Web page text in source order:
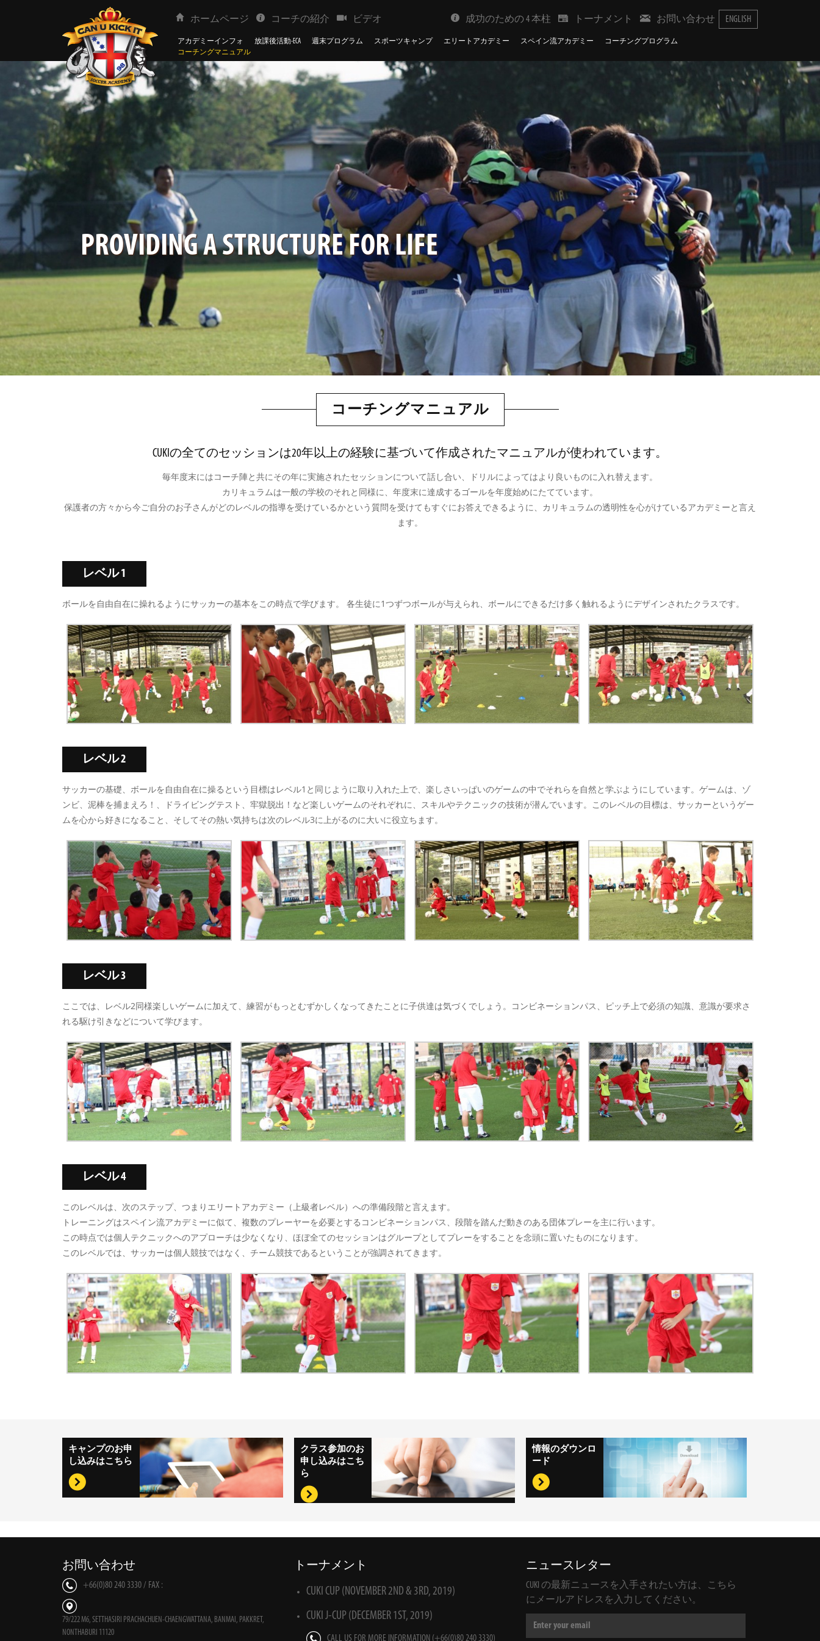
ホームページ コーチの紹介 ビデオ 成功のための 4 本柱 トーナメント お問い合わせ ENGLISH
アカデミーインフォ 放課後活動-ECA 週末プログラム スポーツキャンプ エリートアカデミー スペイン流アカデミー
コーチングプログラム
コーチングマニュアル
PROVIDING A STRUCTURE FOR LIFE
コーチングマニュアル
CUKIの全てのセッションは20年以上の経験に基づいて作成されたマニュアルが使われています。
毎年度末にはコーチ陣と共にその年に実施されたセッションについて話し合い、ドリルによってはより良いものに入れ替えます。
カリキュラムは一般の学校のそれと同様に、年度末に達成するゴールを年度始めにたてています。
保護者の方々から今ご自分のお子さんがどのレベルの指導を受けているかという質問を受けてもすぐにお答えできるように、カリキュラムの透明性を心がけているアカデミーと言え
ます。
レベル 1
ボールを自由自在に操れるようにサッカーの基本をこの時点で学びます。 各生徒に1つずつボールが与えられ、ボールにできるだけ多く触れるようにデザインされたクラスです。
レベル 2
サッカーの基礎、ボールを自由自在に操るという目標はレベル1と同じように取り入れた上で、楽しさいっぱいのゲームの中でそれらを自然と学ぶようにしています。ゲームは、ゾ
ンビ、泥棒を捕まえろ！、ドライビングテスト、牢獄脱出！など楽しいゲームのそれぞれに、スキルやテクニックの技術が潜んでいます。このレベルの目標は、サッカーというゲー
ムを心から好きになること、そしてその熱い気持ちは次のレベル3に上がるのに大いに役立ちます。
レベル 3
ここでは、レベル2同様楽しいゲームに加えて、練習がもっとむずかしくなってきたことに子供達は気づくでしょう。コンビネーションパス、ピッチ上で必須の知識、意識が要求さ
れる駆け引きなどについて学びます。
レベル 4
このレベルは、次のステップ、つまりエリートアカデミー（上級者レベル）への準備段階と言えます。
トレーニングはスペイン流アカデミーに似て、複数のプレーヤーを必要とするコンビネーションパス、段階を踏んだ動きのある団体プレーを主に行います。
この時点では個人テクニックへのアプローチは少なくなり、ほぼ全てのセッションはグループとしてプレーをすることを念頭に置いたものになります。
このレベルでは、サッカーは個人競技ではなく、チーム競技であるということが強調されてきます。
キャンプのお申
し込みはこちら
クラス参加のお
申し込みはこち
ら
情報のダウンロ
ード
お問い合わせ
+66(0)80 240 3330 / FAX :
79/222 M6, SETTHASIRI PRACHACHUEN-CHAENGWATTANA, BANMAI, PAKKRET,
NONTHABURI 11120
トーナメント
CUKI CUP (NOVEMBER 2ND & 3RD, 2019)
CUKI J-CUP (DECEMBER 1ST, 2019)
CALL US FOR MORE INFORMATION (+66(0)80 240 3330)
ニュースレター
CUKI の最新ニュースを入手されたい方は、こちら
にメールアドレスを入力してください。